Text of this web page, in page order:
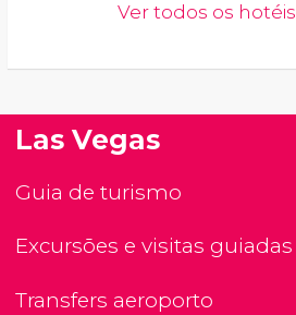
Ver todos os
Las Vegas
Guia de turismo
Excursões e visitas guiadas
Transfers aeroporto